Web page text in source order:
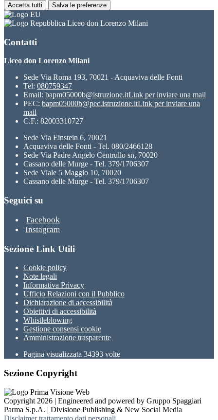
Accetta tutti Salva le preferenze
Liceo don Lorenzo Milani
Contatti
Liceo don Lorenzo Milani
Sede Via Roma 193, 70021 - Acquaviva delle Fonti
Tel: 080759347
Email: bapm05000b@istruzione.itLink per inviare una mail
PEC: bapm05000b@pec.istruzione.itLink per inviare una
mail
C.F.: 82003310727
Sede Via Einstein 6, 70021
Acquaviva delle Fonti - Tel. 080/2466128
Sede Via Padre Angelo Centrullo sn, 70020
Cassano delle Murge - Tel. 379/1706307
Sede Viale 5 Maggio 10, 70020
Cassano delle Murge - Tel. 379/1706307
Seguici su
Facebook
Instagram
Sezione Link Utili
Cookie policy
Note legali
Informativa Privacy
Ufficio Relazioni con il Pubblico
Dichiarazione di accessibilità
Obiettivi di accessibilità
Whistleblowing
Gestione consensi cookie
Amministrazione trasparente
Pagina visualizzata 34393 volte
Sezione Copyright
Copyright 2026 | Engineered and powered by Gruppo Spaggiari
Parma S.p.A. | Divisione Publishing & New Social Media
Disclaimer trattamento dati personali